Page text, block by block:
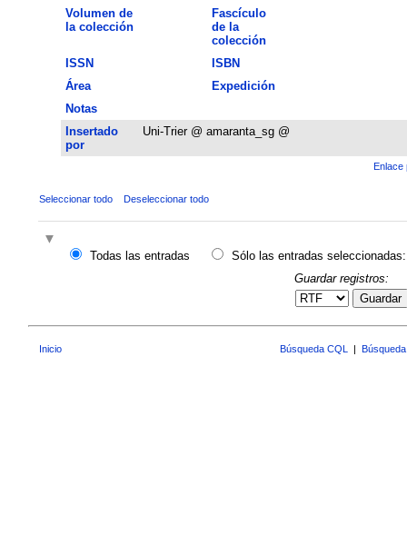
Volumen de
la colección
Fascículo
de la
colección
ISSN
ISBN
Área
Expedición
Notas
Insertado
por
Uni-Trier @ amaranta_sg @
Enlace
Seleccionar todo Deseleccionar todo
Todas las entradas
Sólo las entradas seleccionadas:
Guardar registros:
Guardar
Inicio Búsqueda CQL